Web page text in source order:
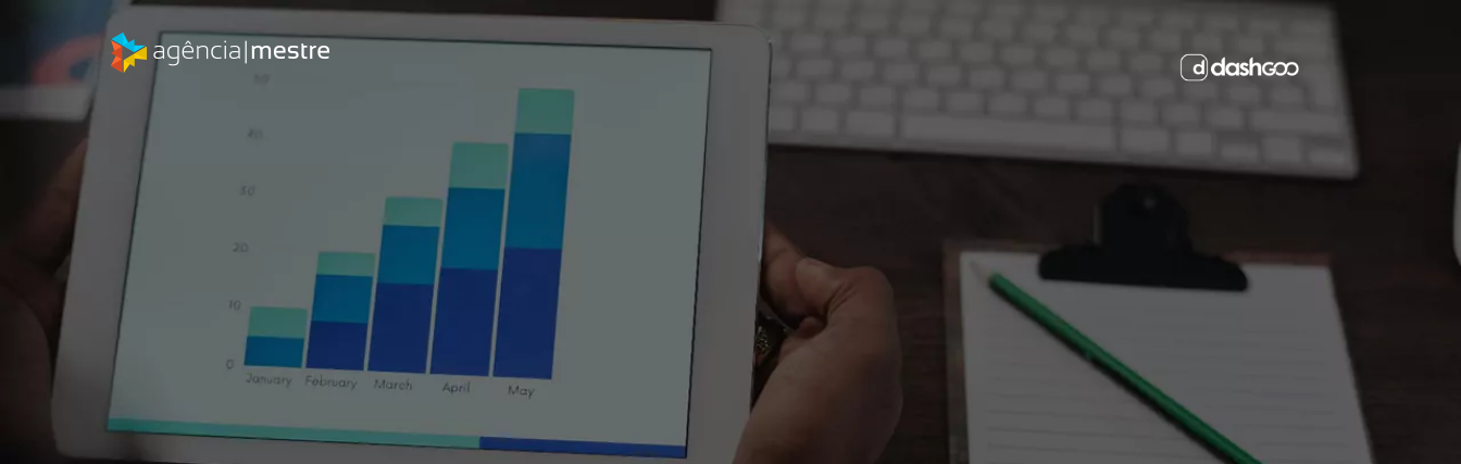
Quer os mesmos resultados? FALE COM A GENTE